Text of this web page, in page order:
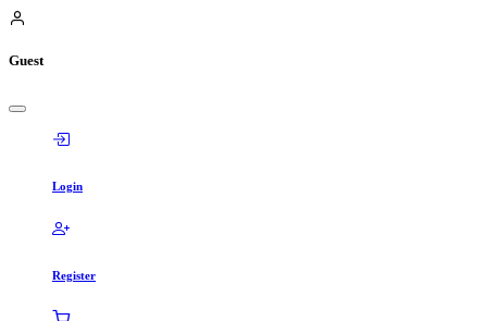
Guest
Login
Register